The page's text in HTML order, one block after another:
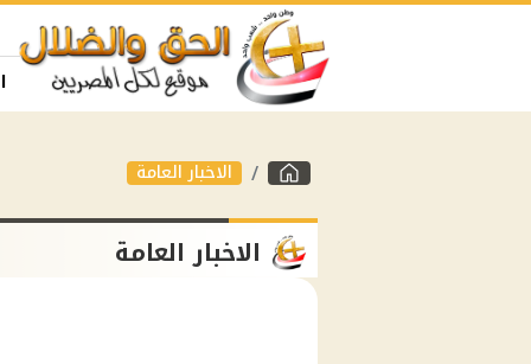
الاخبار العامة
الاخبار العامة